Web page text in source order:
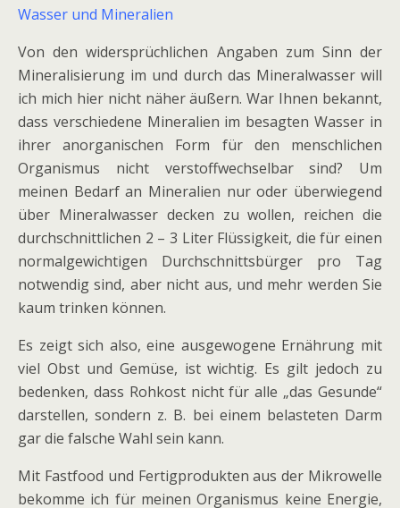
Wasser und Mineralien
Von den widersprüchlichen Angaben zum Sinn der
Mineralisierung im und durch das Mineralwasser will
ich mich hier nicht näher äußern. War Ihnen bekannt,
dass verschiedene Mineralien im besagten Wasser in
ihrer anorganischen Form für den menschlichen
Organismus nicht verstoffwechselbar sind? Um
meinen Bedarf an Mineralien nur oder überwiegend
über Mineralwasser decken zu wollen, reichen die
durchschnittlichen 2 – 3 Liter Flüssigkeit, die für einen
normalgewichtigen Durchschnittsbürger pro Tag
notwendig sind, aber nicht aus, und mehr werden Sie
kaum trinken können.
Es zeigt sich also, eine ausgewogene Ernährung mit
viel Obst und Gemüse, ist wichtig. Es gilt jedoch zu
bedenken, dass Rohkost nicht für alle „das Gesunde“
darstellen, sondern z. B. bei einem belasteten Darm
gar die falsche Wahl sein kann.
Mit Fastfood und Fertigprodukten aus der Mikrowelle
bekomme ich für meinen Organismus keine Energie,